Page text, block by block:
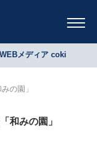
メディア coki
の園」
和みの園」